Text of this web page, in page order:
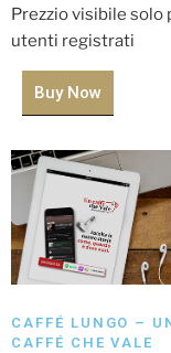
Prezzio visibile solo
utenti registrati
Buy Now
CAFFÉ LUNGO –
CAFFÉ CHE VALE